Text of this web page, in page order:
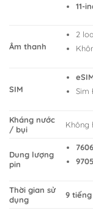
11-
Âm thanh
2
SIM
Sim
Kháng nước
/ bụi
Không
Dung lượng
pin
Thời gian sử
dụng
9 tiếng